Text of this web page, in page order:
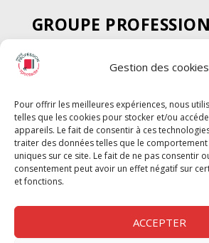
Gestion des cookies
Pour offrir les meilleures expériences, nous
telles que les cookies pour stocker et/ou
appareils. Le fait de consentir à ces
traiter des données telles que le
uniques sur ce site. Le fait de ne pas consentir
consentement peut avoir un effet négatif sur
et fonctions.
ACCEPTER
GROUPE PROFESSION
SPECTACLE
Chèque Intermittents
Chèque Compta
Chèque Emploi Spectacle
G-Pods
Profession Audio-visuel